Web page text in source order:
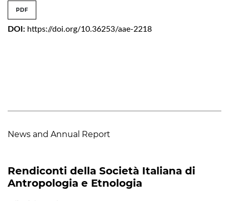
PDF
DOI: https://doi.org/10.36253/aae-2218
News and Annual Report
Rendiconti della Società Italiana di
Antropologia e Etnologia